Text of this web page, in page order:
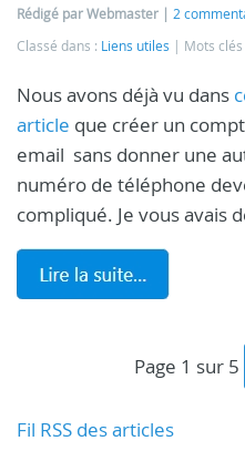
Rédigé par Webmaster
2
Classé dans : Liens utiles Mots clés
Nous avons déjà vu dans
article que créer un
email sans donner une
numéro de téléphone
compliqué. Je vous avais
page 1 sur 5
Fil RSS des articles